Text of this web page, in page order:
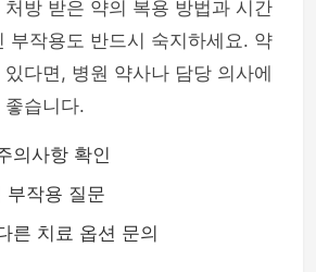
방 받은 약의 복용 방법과 시간
부작용도 반드시 숙지하세요. 약
다면, 병원 약사나 담당 의사에
습니다.
의사항 확인
부작용 질문
른 치료 옵션 문의